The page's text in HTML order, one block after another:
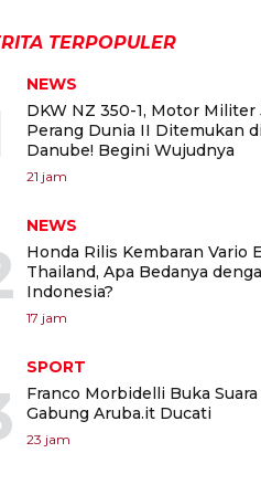
TERPOPULER
NEWS
DKW NZ 350-1, Motor Militer
Perang Dunia II Ditemukan
Danube! Begini Wujudnya
21 jam
NEWS
Honda Rilis Kembaran Vario
Thailand, Apa Bedanya
Indonesia?
17 jam
SPORT
Franco Morbidelli Buka
Gabung Aruba.it Ducati
23 jam